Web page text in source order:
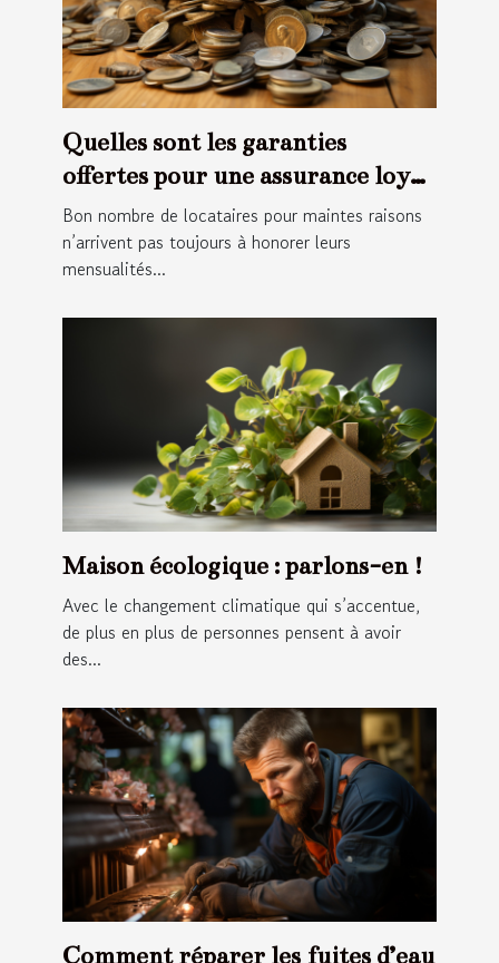
Quelles sont les garanties
offertes pour une assurance loyer
impayée ?
Bon nombre de locataires pour maintes raisons
n’arrivent pas toujours à honorer leurs
mensualités...
Maison écologique : parlons-en !
Avec le changement climatique qui s’accentue,
de plus en plus de personnes pensent à avoir
des...
Comment réparer les fuites d’eau